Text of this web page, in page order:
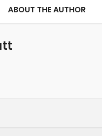
ABOUT THE AUTHOR